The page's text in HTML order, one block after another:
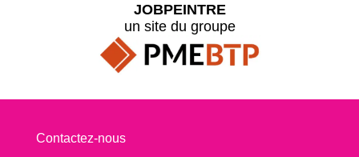
JOBPEINTRE
un site du groupe
Contactez-nous